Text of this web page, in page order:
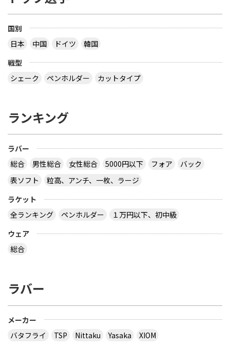
国別
日本
中国 ドイツ
韓国
戦型
シェーク
ペンホルダー カットタイプ
ランキング
ラバー
総合
男性総合 女性総合 5000円以下 フォア
バック
表ソフト
粒高、アンチ、一枚、ラージ
ラケット
全ランキング
ペンホルダー
１万円以下、初中級
ウェア
総合
ラバー
メーカー
バタフライ
TSP Nittaku Yasaka
XIOM